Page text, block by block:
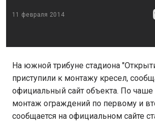
11 февраля 2014
На южной трибуне стадиона
приступили к монтажу кресел,
официальный сайт объекта. По чаше
монтаж ограждений по первому и
сообщается на официальном сайте